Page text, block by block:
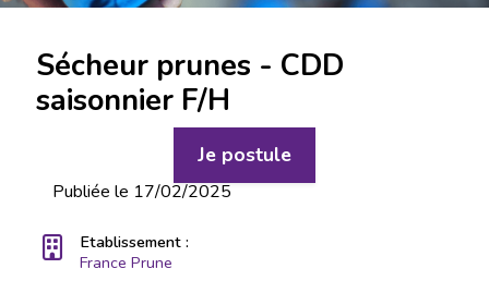
Sécheur prunes - CDD
saisonnier F/H
Je postule
Publiée le 17/02/2025
Etablissement :
France Prune